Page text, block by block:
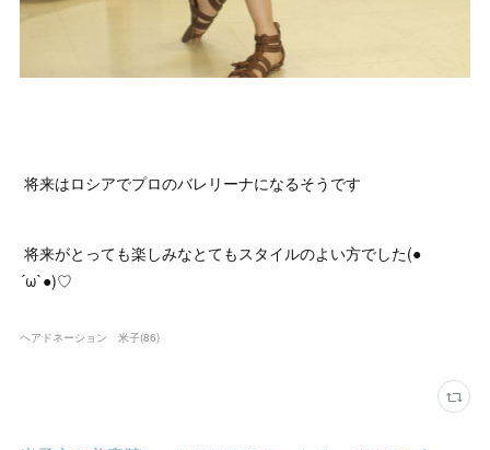
将来はロシアでプロのバレリーナになるそうです
将来がとっても楽しみなとてもスタイルのよい方でした(●
´ω`●)♡
ヘアドネーション 米子(86)